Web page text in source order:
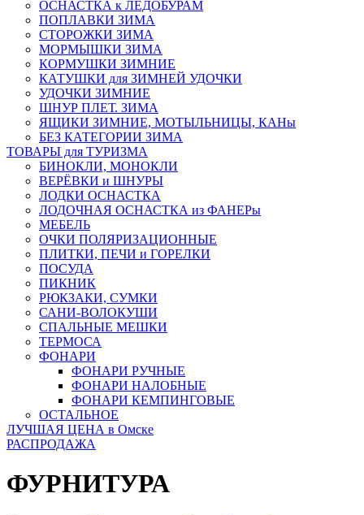
ОСНАСТКА к ЛЕДОБУРАМ
ПОПЛАВКИ ЗИМА
СТОРОЖКИ ЗИМА
МОРМЫШКИ ЗИМА
КОРМУШКИ ЗИМНИЕ
КАТУШКИ для ЗИМНЕЙ УДОЧКИ
УДОЧКИ ЗИМНИЕ
ШНУР ПЛЕТ. ЗИМА
ЯЩИКИ ЗИМНИЕ, МОТЫЛЬНИЦЫ, КАНы
БЕЗ КАТЕГОРИИ ЗИМА
ТОВАРЫ для ТУРИЗМА
БИНОКЛИ, МОНОКЛИ
ВЕРЁВКИ и ШНУРЫ
ЛОДКИ ОСНАСТКА
ЛОДОЧНАЯ ОСНАСТКА из ФАНЕРы
МЕБЕЛЬ
ОЧКИ ПОЛЯРИЗАЦИОННЫЕ
ПЛИТКИ, ПЕЧИ и ГОРЕЛКИ
ПОСУДА
ПИКНИК
РЮКЗАКИ, СУМКИ
САНИ-ВОЛОКУШИ
СПАЛЬНЫЕ МЕШКИ
ТЕРМОСА
ФОНАРИ
ФОНАРИ РУЧНЫЕ
ФОНАРИ НАЛОБНЫЕ
ФОНАРИ КЕМПИНГОВЫЕ
ОСТАЛЬНОЕ
ЛУЧШАЯ ЦЕНА в Омске
РАСПРОДАЖА
ФУРНИТУРА